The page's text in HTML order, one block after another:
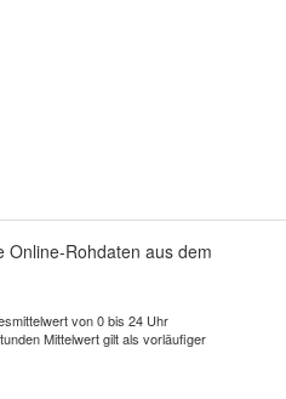
Online-Rohdaten aus dem
von 0 bis 24 Uhr
Mittelwert gilt als vorläufiger